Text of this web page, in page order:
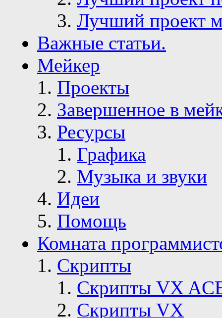
Лучший проект
Важные статьи.
Мейкер
Проекты
Завершенное в
Ресурсы
Графика
Музыка и звуки
Идеи
Помощь
Комната
Скрипты
Скрипты VX
Скрипты VX